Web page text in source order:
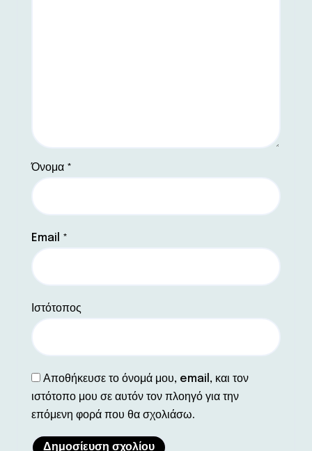
Όνομα *
Email *
Ιστότοπος
Αποθήκευσε το όνομά μου, email, και τον
ιστότοπο μου σε αυτόν τον πλοηγό για την
επόμενη φορά που θα σχολιάσω.